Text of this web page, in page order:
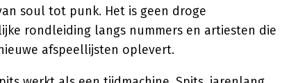
soul tot punk. Het is geen droge
rondleiding langs nummers en artiesten die
afspeellijsten oplevert.